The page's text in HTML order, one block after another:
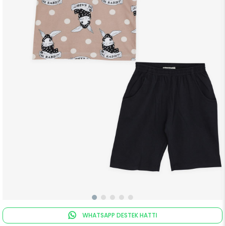
WHATSAPP DESTEK HATTI